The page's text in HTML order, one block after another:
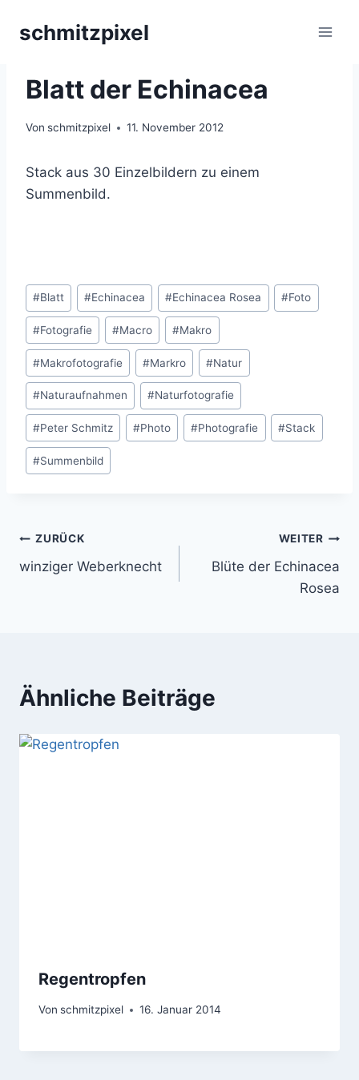
Inhaltschmitzpixel
Blatt der Echinacea
Von schmitzpixel 11. November 2012
Stack aus 30 Einzelbildern zu einem
Summenbild.
Schlagworte:
#Blatt #Echinacea #Echinacea Rosea #Foto
#Fotografie #Macro #Makro
#Makrofotografie #Markro #Natur
#Naturaufnahmen #Naturfotografie
#Peter Schmitz #Photo #Photografie #Stack
#Summenbild
Beitragsnavigation
ZURÜCK
winziger Weberknecht
WEITER
Blüte der Echinacea
Rosea
Ähnliche Beiträge
Regentropfen
Von schmitzpixel 16. Januar 2014